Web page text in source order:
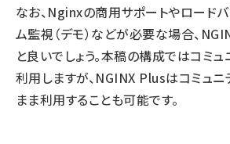
なお、Nginxの商用サポートやロード
ム監視（デモ）などが必要な場合、
と良いでしょう。本稿の構成ではコミ
利用しますが、NGINX Plusはコミュニ
まま利用することも可能です。